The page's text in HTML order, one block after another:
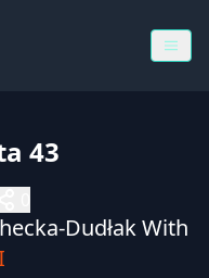
43
Dudłak With